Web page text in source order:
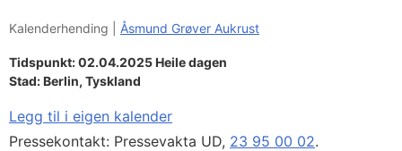
Kalenderhending | Åsmund Grøver Aukrust
Tidspunkt: 02.04.2025 Heile dagen
Stad:Berlin, Tyskland
Legg til i eigen kalender
Pressekontakt: Pressevakta UD, 23 95 00 02.